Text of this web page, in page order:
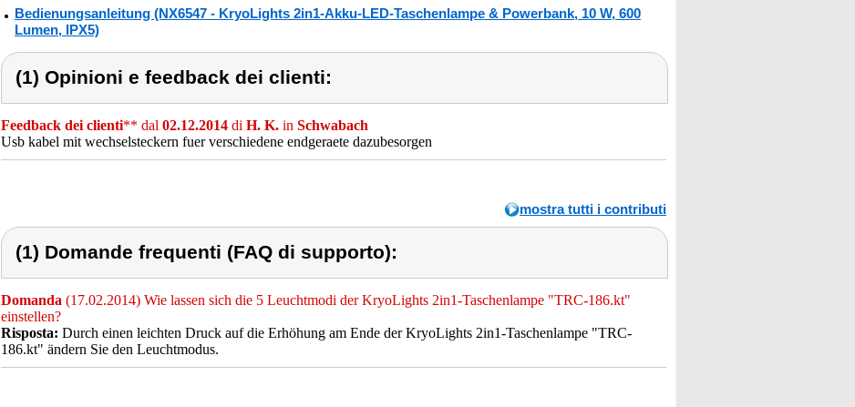
Bedienungsanleitung (NX6547 - KryoLights 2in1-Akku-LED-Taschenlampe & Powerbank, 10 W, 600
Lumen, IPX5)
(1) Opinioni e feedback dei clienti:
Feedback dei clienti** dal 02.12.2014 di H. K. in Schwabach
Usb kabel mit wechselsteckern fuer verschiedene endgeraete dazubesorgen
mostra tutti i contributi
(1) Domande frequenti (FAQ di supporto):
Domanda (17.02.2014) Wie lassen sich die 5 Leuchtmodi der KryoLights 2in1-Taschenlampe "TRC-186.kt"
einstellen?
Risposta: Durch einen leichten Druck auf die Erhöhung am Ende der KryoLights 2in1-Taschenlampe "TRC-
186.kt" ändern Sie den Leuchtmodus.